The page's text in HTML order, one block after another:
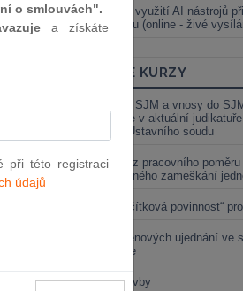
2 500
Praktické využití AI nástrojů
judikaturou (online - živé
ONLINE KURZY
Vnosy ze SJM a vnosy do
valorizace v aktuální
soudu a Ústavního soudu
Výpověď z pracovního
neomluveného zameškání
Nová „tlačítková povinnost“
Změna cenových ujednání ve
energetice
Černé stavby
o smlouvách".
a získáte
při této registraci
údajů